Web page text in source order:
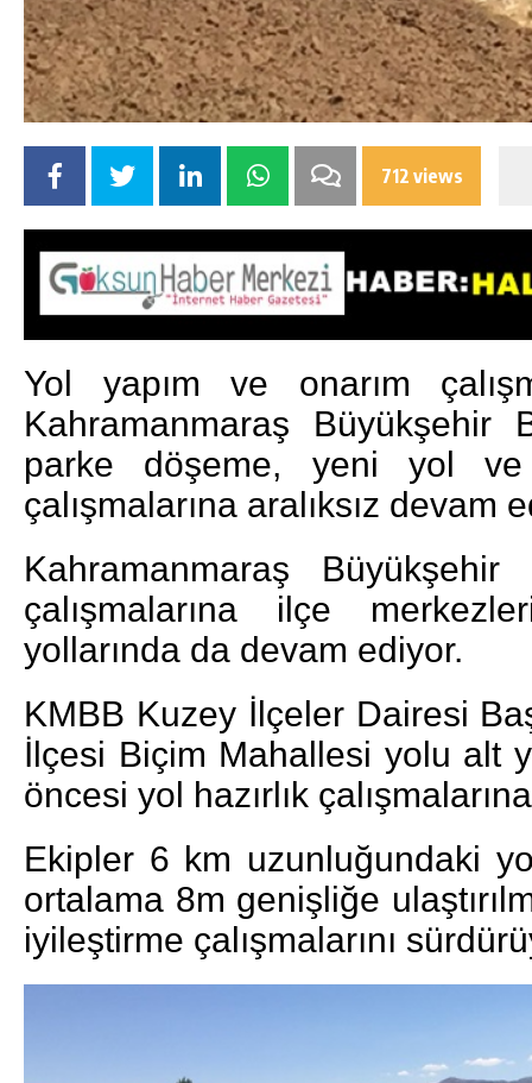
712 views
Yol yapım ve onarım
Kahramanmaraş Büyükşehir
parke döşeme, yeni yol ve
çalışmalarına aralıksız devam
Kahramanmaraş
çalışmalarına ilçe
yollarında da devam ediyor.
KMBB Kuzey İlçeler Dairesi
İlçesi Biçim Mahallesi yolu alt
öncesi yol hazırlık
Ekipler 6 km uzunluğundaki
ortalama 8m genişliğe
iyileştirme çalışmalarını